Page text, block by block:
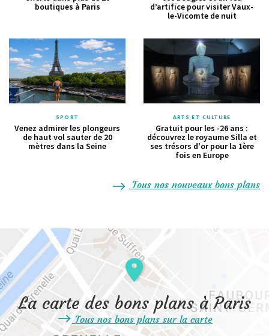
boutiques à Paris
d’artifice pour visiter Vaux-
le-Vicomte de nuit
SPORT
Venez admirer les plongeurs
de haut vol sauter de 20
mètres dans la Seine
ARTS ET CULTURE
Gratuit pour les -26 ans :
découvrez le royaume Silla et
ses trésors d'or pour la 1ère
fois en Europe
Tous nos nouveaux bons plans
La carte des bons plans à Paris
Tous nos bons plans sur la carte